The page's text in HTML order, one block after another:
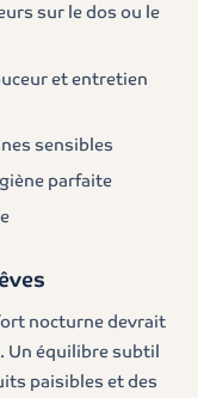
sur le dos ou le
et entretien
sensibles
parfaite
nocturne devrait
Un équilibre subtil
paisibles et des